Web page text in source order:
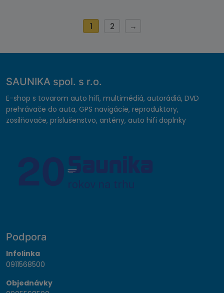
1 2 →
SAUNIKA spol. s r.o.
E-shop s tovarom auto hifi, multimédiá, autorádiá, DVD
prehrávače do auta, GPS navigácie, reproduktory,
zosilňovače, príslušenstvo, antény, auto hifi doplnky
Podpora
Infolinka
0911568500
Objednávky